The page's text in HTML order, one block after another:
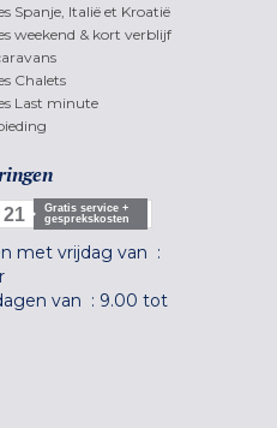
Spanje, Italië et Kroatië
weekend & kort verblijf
Chalets
Last minute
21
Gratis service +
gesprekskosten
met vrijdag van :
van : 9.00 tot